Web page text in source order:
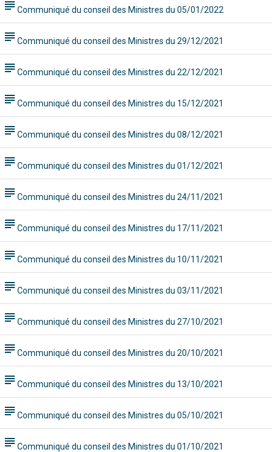
subject Communiqué du conseil des Ministres du 05/01/2022
subject Communiqué du conseil des Ministres du 29/12/2021
subject Communiqué du conseil des Ministres du 22/12/2021
subject Communiqué du conseil des Ministres du 15/12/2021
subject Communiqué du conseil des Ministres du 08/12/2021
subject Communiqué du conseil des Ministres du 01/12/2021
subject Communiqué du conseil des Ministres du 24/11/2021
subject Communiqué du conseil des Ministres du 17/11/2021
subject Communiqué du conseil des Ministres du 10/11/2021
subject Communiqué du conseil des Ministres du 03/11/2021
subject Communiqué du conseil des Ministres du 27/10/2021
subject Communiqué du conseil des Ministres du 20/10/2021
subject Communiqué du conseil des Ministres du 13/10/2021
subject Communiqué du conseil des Ministres du 05/10/2021
subject Communiqué du conseil des Ministres du 01/10/2021